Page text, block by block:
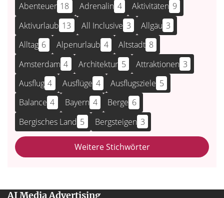
Abenteuer 18 Adrenalin 4 Aktivitäten 9
Aktivurlaub 13 All Inclusive 3 Allgäu 3
Alltag 6 Alpenurlaub 4 Altstadt 8
Amsterdam 4 Architektur 5 Attraktionen 3
Ausflug 4 Ausflüge 4 Ausflugsziele 5
Balance 4 Bayern 4 Berge 6
Bergisches Land 5 Bergsteigen 3
Weitere Stichwörter
AI Media Advertising